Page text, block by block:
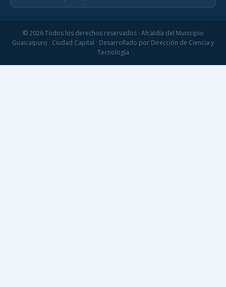
© 2026 Todos los derechos reservados · Alcaldía del Municipio
Guaicaipuro · Ciudad Capital · Desarrollado por Dirección de Ciencia y
Tecnología